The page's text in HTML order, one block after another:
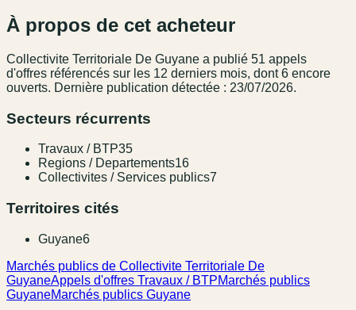
À propos de cet acheteur
Collectivite Territoriale De Guyane a publié 51 appel s
d'offres référencés sur les 12 derniers mois, dont 6 encore
ouverts. Dernière publication détectée : 23/07/2026.
Secteurs récurrents
Travaux / BTP35
Regions / Departements16
Collectivites / Services publics7
Territoires cités
Guyane6
Marchés publics de Collectivite Territoriale De
GuyaneAppels d'offres Travaux / BTPMarchés publics
GuyaneMarchés publics Guyane